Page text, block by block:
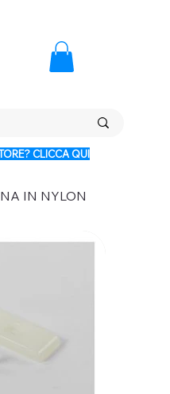
CLICCA QUI
IN NYLON